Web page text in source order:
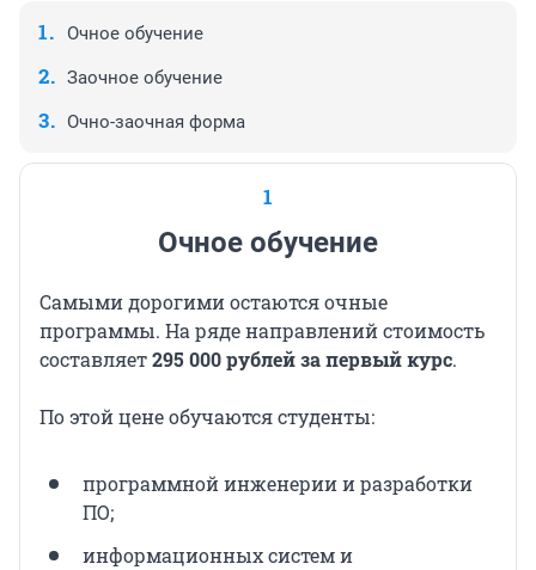
Очное обучение
Заочное обучение
Очно-заочная форма
1
Очное обучение
Самыми дорогими остаются очные
программы. На ряде направлений стоимость
составляет295 000 рублей за первый курс.
По этой цене обучаются студенты:
программной инженерии и разработки
ПО;
информационных систем и